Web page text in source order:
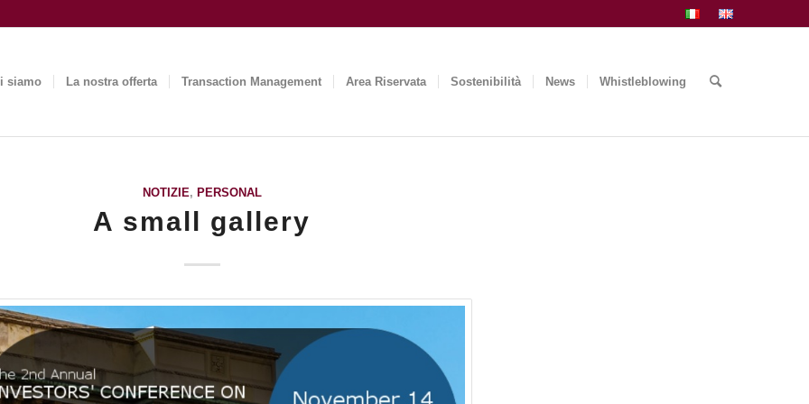
siamo La nostra offerta Transaction Management Area Riservata Sostenibilità News Whistleblowing
NOTIZIE, PERSONAL
A small gallery